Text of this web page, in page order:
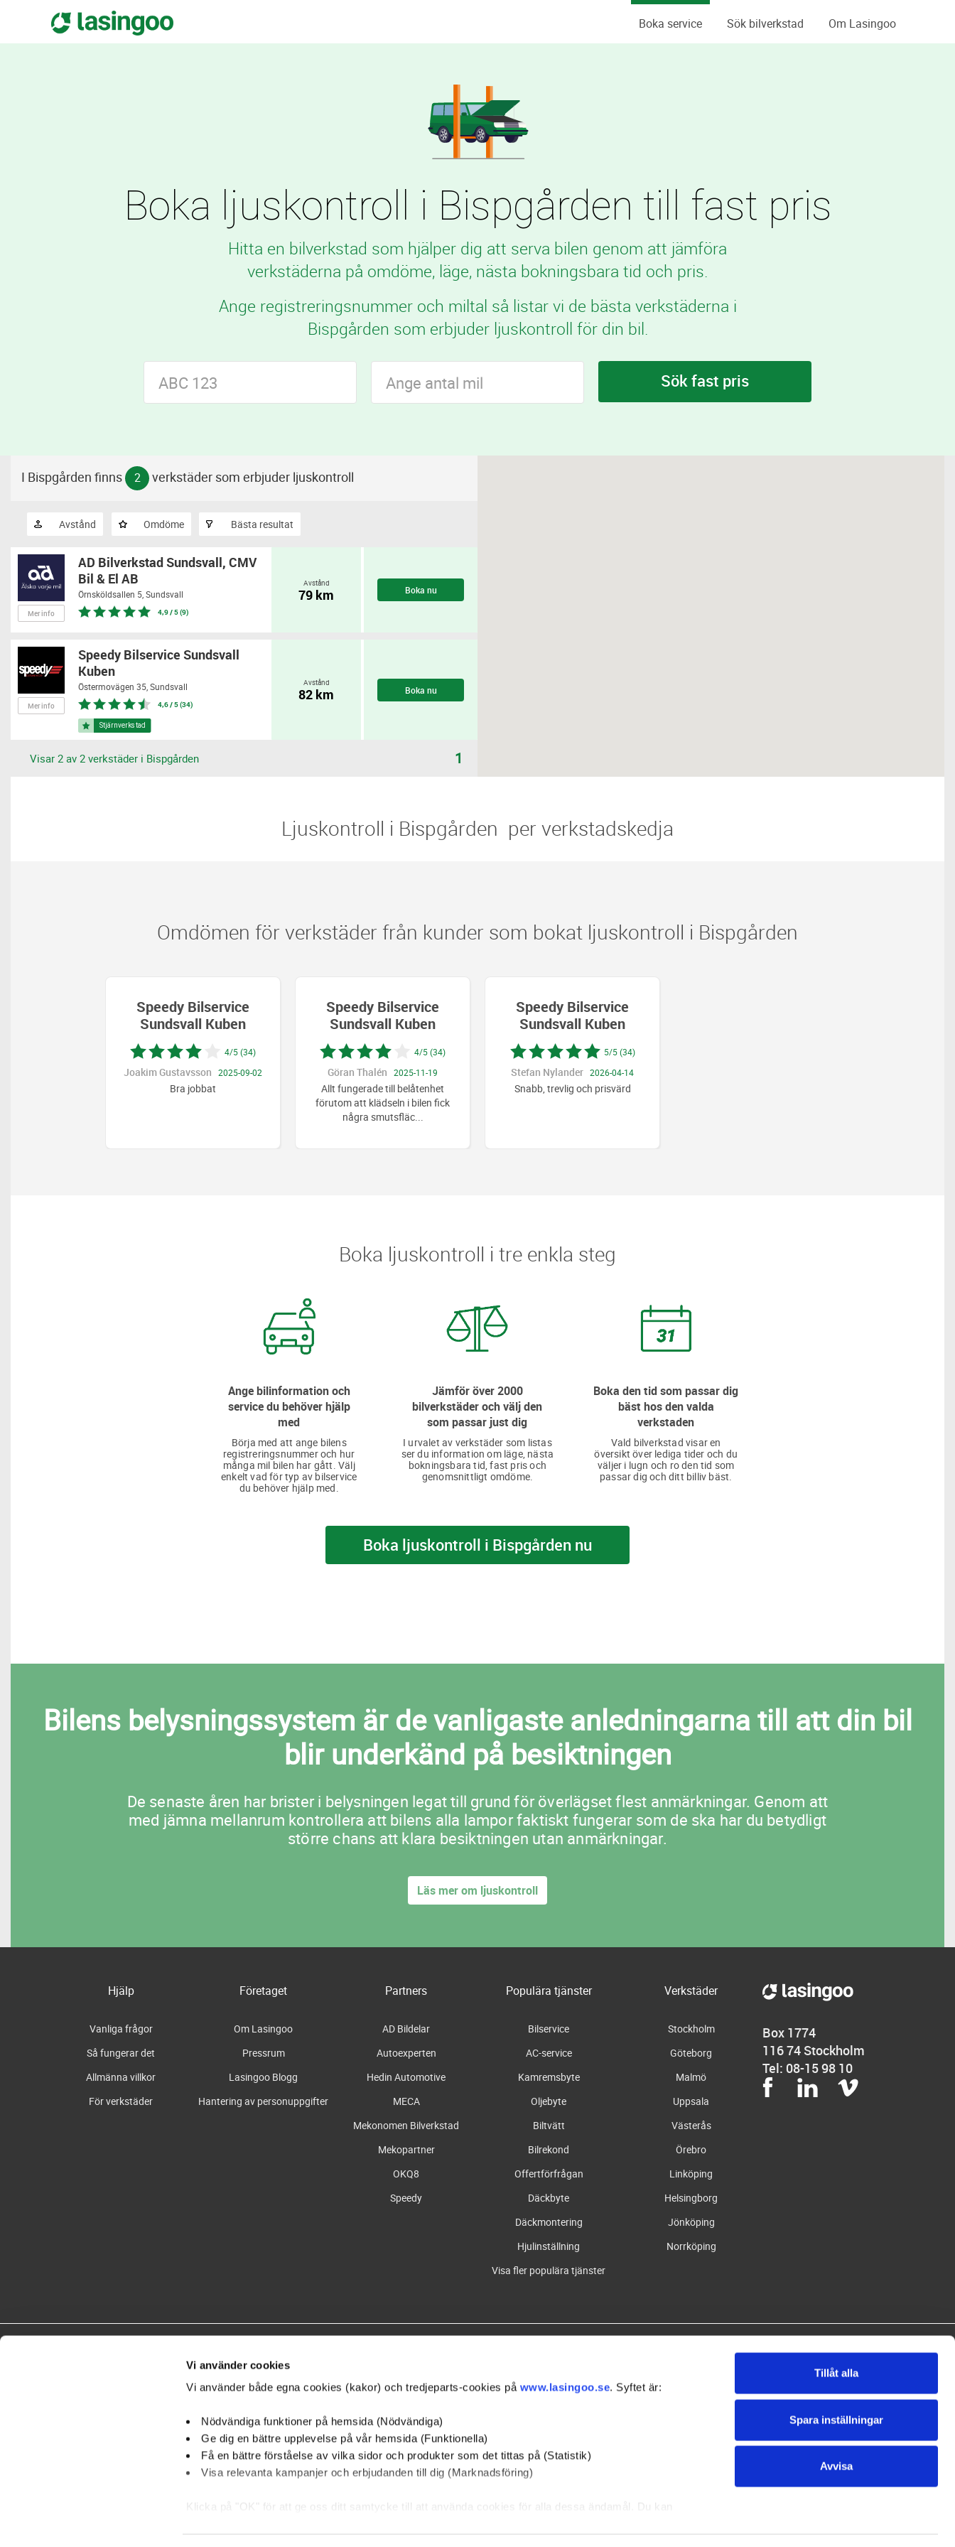
Vi använder cookies
Vi använder både egna cookies (kakor) och tredjeparts-cookies på www.lasingoo.se. Syftet är:
Nödvändiga funktioner på hemsida (Nödvändiga)
Ge dig en bättre upplevelse på vår hemsida (Funktionella)
Få en bättre förståelse av vilka sidor och produkter som det tittas på (Statistik)
Visa relevanta kampanjer och erbjudanden till dig (Marknadsföring)
Klicka på "OK" för att ge oss ditt samtycke till att använda cookies för alla dessa ändamål. Du kan
Tillåt alla
Spara inställningar
Avvisa
Boka service Sök bilverkstad Om Lasingoo
Boka ljuskontroll i Bispgården till fast pris
Hitta en bilverkstad som hjälper dig att serva bilen genom att jämföra
verkstäderna på omdöme, läge, nästa bokningsbara tid och pris.
Ange registreringsnummer och miltal så listar vi de bästa verkstäderna i
Bispgården som erbjuder ljuskontroll för din bil.
Sök fast pris
I Bispgården finns 2 verkstäder som erbjuder ljuskontroll
Avstånd Omdöme Bästa resultat
Mer info
AD Bilverkstad Sundsvall, CMV
Bil & El AB
Örnsköldsallen 5, Sundsvall
4,9 / 5 (9)
Avstånd
79 km Boka nu
Mer info
Speedy Bilservice Sundsvall
Kuben
Östermovägen 35, Sundsvall
4,6 / 5 (34)
Avstånd
82 km Boka nu
Visar 2 av 2 verkstäder i Bispgården 1
​​Ljuskontroll i Bispgården ​​ per verkstadskedja
Omdömen för verkstäder från kunder som bokat ljuskontroll i Bispgården
Speedy Bilservice
Sundsvall Kuben
4/5 (34)
Joakim Gustavsson 2025-09-02
Bra jobbat
Speedy Bilservice
Sundsvall Kuben
4/5 (34)
Göran Thalén 2025-11-19
Allt fungerade till belåtenhet
förutom att klädseln i bilen fick
några smutsfläc...
Speedy Bilservice
Sundsvall Kuben
5/5 (34)
Stefan Nylander 2026-04-14
Snabb, trevlig och prisvärd
Boka ljuskontroll i tre enkla steg
Ange bilinformation och
service du behöver hjälp
med
Börja med att ange bilens
registreringsnummer och hur
många mil bilen har gått. Välj
enkelt vad för typ av bilservice
du behöver hjälp med.
Jämför över 2000
bilverkstäder och välj den
som passar just dig
I urvalet av verkstäder som listas
ser du information om läge, nästa
bokningsbara tid, fast pris och
genomsnittligt omdöme.
Boka den tid som passar dig
bäst hos den valda
verkstaden
Vald bilverkstad visar en
översikt över lediga tider och du
väljer i lugn och ro den tid som
passar dig och ditt billiv bäst.
Boka ljuskontroll i Bispgården nu
Bilens belysningssystem är de vanligaste anledningarna till att din bil
blir underkänd på besiktningen
De senaste åren har brister i belysningen legat till grund för överlägset flest anmärkningar. Genom att
med jämna mellanrum kontrollera att bilens alla lampor faktiskt fungerar som de ska har du betydligt
större chans att klara besiktningen utan anmärkningar.
Läs mer om ljuskontroll
Hjälp
Vanliga frågor
Så fungerar det
Allmänna villkor
För verkstäder
Företaget
Om Lasingoo
Pressrum
Lasingoo Blogg
Hantering av personuppgifter
Partners
AD Bildelar
Autoexperten
Hedin Automotive
MECA
Mekonomen Bilverkstad
Mekopartner
OKQ8
Speedy
Populära tjänster
Bilservice
AC-service
Kamremsbyte
Oljebyte
Biltvätt
Bilrekond
Offertförfrågan
Däckbyte
Däckmontering
Hjulinställning
Visa fler populära tjänster
Verkstäder
Stockholm
Göteborg
Malmö
Uppsala
Västerås
Örebro
Linköping
Helsingborg
Jönköping
Norrköping
Box 1774
116 74 Stockholm
Tel: 08-15 98 10
Anmäl dig till nyhetsbrevet och få information och erbjudanden från Lasingoo.